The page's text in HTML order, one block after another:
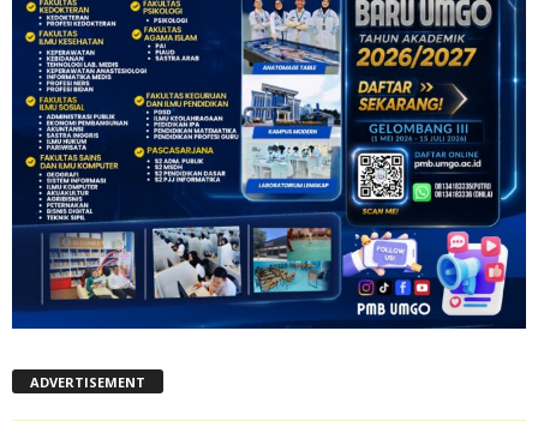
ADVERTISEMENT